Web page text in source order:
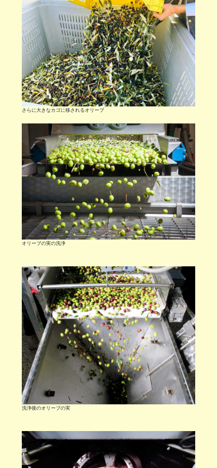
さらに大きなカゴに移されるオリーブ
オリーブの実の洗浄
洗浄後のオリーブの実